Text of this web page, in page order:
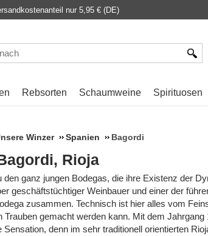
nur 5,95 € (DE)
Rebsorten Schaumweine Spirituosen
Winzer Spanien Bagordi
Rioja
den ganz jungen Bodegas, die ihre Existenz der
geschäftstüchtiger Weinbauer und einer der
zusammen. Technisch ist hier alles vom
Trauben gemacht werden kann. Mit dem
Sensation, denn im sehr traditionell orientierten